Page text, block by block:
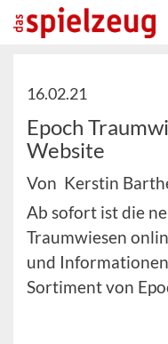
16.02.21
Epoch
Website
Von Kerstin
Ab sofort ist die
Traumwiesen
und
Sortiment von